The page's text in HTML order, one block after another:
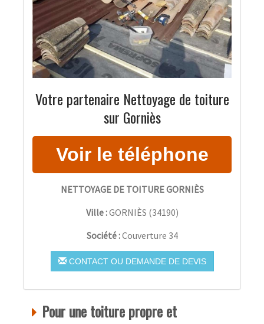
Votre partenaire Nettoyage de toiture
sur Gorniès
NETTOYAGE DE TOITURE GORNIÈS
Ville :GORNIÈS (34190)
Société :Couverture 34
CONTACT OU DEMANDE DE DEVIS
Pour une toiture propre et